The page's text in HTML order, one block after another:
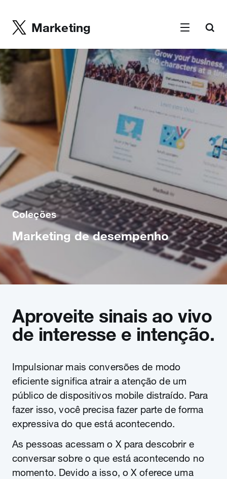
Marketing
Coleções
Marketing de desempenho
Aproveite sinais ao vivo
de interesse e intenção.
Impulsionar mais conversões de modo
eficiente significa atrair a atenção de um
público de dispositivos mobile distraído. Para
fazer isso, você precisa fazer parte de forma
expressiva do que está acontecendo.
As pessoas acessam o X para descobrir e
conversar sobre o que está acontecendo no
momento. Devido a isso, o X oferece uma